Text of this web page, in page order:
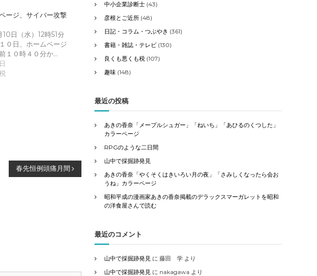
ージ、サイバー攻撃
10日（水）12時51分
０日、ホームページ
１０時４０分か…
春先恒例頭痛月間
中小企業診断士 (43)
彦根とご近所 (48)
日記・コラム・つぶやき (361)
書籍・雑誌・テレビ (130)
良くも悪くも税 (107)
趣味 (148)
最近の投稿
あきの香奈「メープルシュガー」「ねいち」「あひるのくつした」
カラーページ
RPGのような二日間
山中で採掘跡発見
あきの香奈「やくそくはきいろい月の夜」「さみしくなったら会お
うね」カラーページ
昭和平成の漫画家あきの香奈掲載のデラックスマーガレットを昭和
の洋食屋さんで読む
最近のコメント
山中で採掘跡発見 に藤田 学 より
山中で採掘跡発見 に nakagawa より